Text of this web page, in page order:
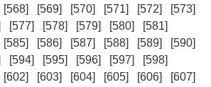
[568] [569] [570] [571] [572]
[573]
[577] [578] [579] [580]
[581]
[585] [586] [587] [588] [589]
[590]
[594] [595] [596] [597]
[598]
[602] [603] [604] [605] [606]
[607]